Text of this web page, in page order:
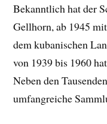
Bekanntlich hat der
Gellhorn, ab 1945
dem kubanischen
von 1939 bis 1960
Neben den
umfangreiche